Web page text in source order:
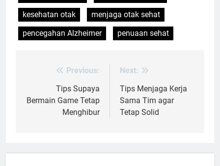
kesehatan otak
menjaga otak sehat
pencegahan Alzheimer
penuaan sehat
navigation
Previous:
Tips Supaya
Bermain Game Tetap
Menghibur
Next:
Tips Menjaga Kerja
Sama Tim agar
Tetap Solid